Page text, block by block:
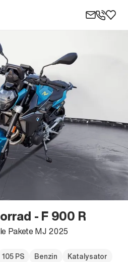
- F 900 R
Pakete MJ 2025
105 PS Benzin
Katalysator